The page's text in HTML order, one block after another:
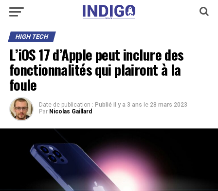
HIGH TECH
L’iOS 17 d’Apple peut inclure des
fonctionnalités qui plairont à la
foule
Date de publication : Publié il y a 3 ans le 28 mars 2023
Par Nicolas Gaillard